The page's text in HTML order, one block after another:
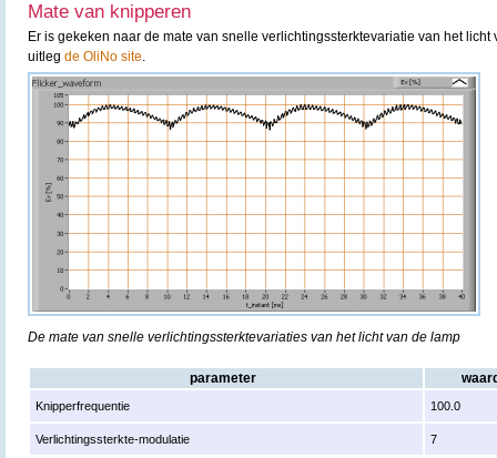
Mate van knipperen
Er is gekeken naar de mate van snelle verlichtingssterktevariatie van het licht
uitleg de OliNo site.
De mate van snelle verlichtingssterktevariaties van het licht van de lamp
parameter
Knipperfrequentie 100.0
Verlichtingssterkte-modulatie 7